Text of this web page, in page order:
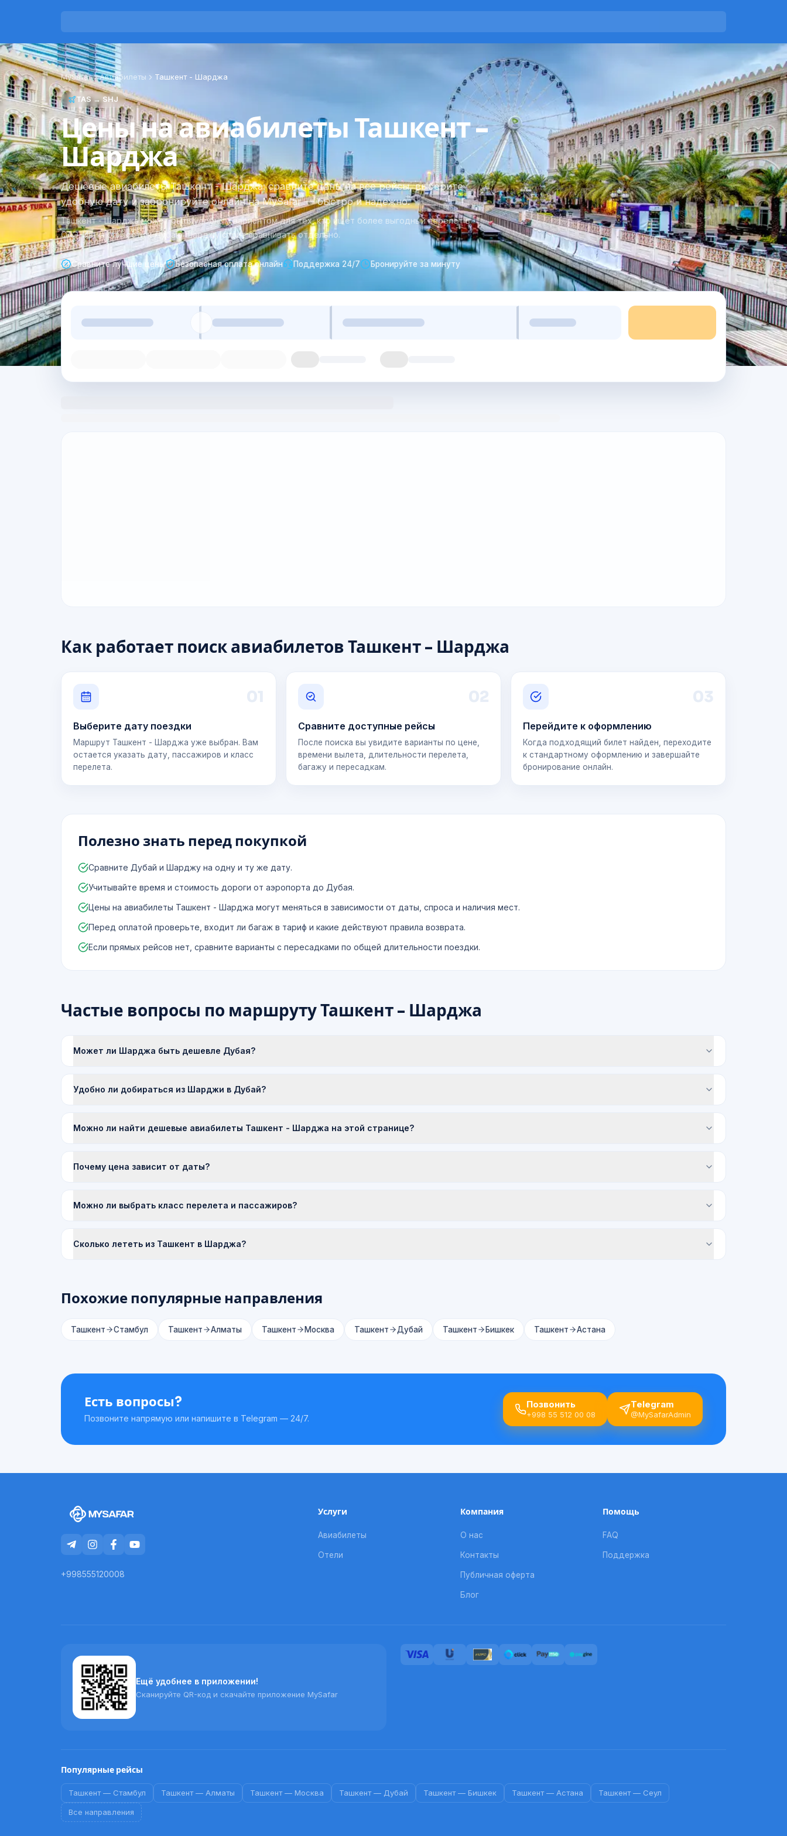
MySafar Авиабилеты Ташкент- Шарджа
TAS→ SHJ
Цены на авиабилеты Ташкент -
Шарджа
Дешёвые авиабилеты Ташкент - Шарджа: сравните цены на все рейсы, выберите
удобную дату и забронируйте онлайн на MySafar — быстро и надёжно.
Ташкент - Шарджа может быть удобным вариантом для тех, кто ищет более выгодный перелет в
ОАЭ. Из-за близости к Дубаю Шарджу стоит сравнивать отдельно.
Сравните лучшие цены Безопасная оплата онлайн Поддержка 24/7 Бронируйте за минуту
Как работает поиск авиабилетов Ташкент - Шарджа
01
Выберите дату поездки
Маршрут Ташкент - Шарджа уже выбран. Вам
остается указать дату, пассажиров и класс
перелета.
02
Сравните доступные рейсы
После поиска вы увидите варианты по цене,
времени вылета, длительности перелета,
багажу и пересадкам.
03
Перейдите к оформлению
Когда подходящий билет найден, переходите
к стандартному оформлению и завершайте
бронирование онлайн.
Полезно знать перед покупкой
Сравните Дубай и Шарджу на одну и ту же дату.
Учитывайте время и стоимость дороги от аэропорта до Дубая.
Цены на авиабилеты Ташкент - Шарджа могут меняться в зависимости от даты, спроса и наличия мест.
Перед оплатой проверьте, входит ли багаж в тариф и какие действуют правила возврата.
Если прямых рейсов нет, сравните варианты с пересадками по общей длительности поездки.
Частые вопросы по маршруту Ташкент - Шарджа
Может ли Шарджа быть дешевле Дубая?
Удобно ли добираться из Шарджи в Дубай?
Можно ли найти дешевые авиабилеты Ташкент - Шарджа на этой странице?
Почему цена зависит от даты?
Можно ли выбрать класс перелета и пассажиров?
Сколько лететь из Ташкент в Шарджа?
Похожие популярные направления
Ташкент Стамбул Ташкент Алматы Ташкент Москва Ташкент Дубай Ташкент Бишкек Ташкент Астана
Есть вопросы?
Позвоните напрямую или напишите в Telegram — 24/7.
Позвонить
+998 55 512 00 08
Telegram
@MySafarAdmin
+998555120008
Услуги
Авиабилеты
Отели
Компания
О нас
Контакты
Публичная оферта
Блог
Помощь
FAQ
Поддержка
Ещё удобнее в приложении!
Сканируйте QR-код и скачайте приложение MySafar
Популярные рейсы
Ташкент— Стамбул Ташкент— Алматы Ташкент— Москва Ташкент— Дубай Ташкент— Бишкек Ташкент— Астана Ташкент— Сеул
Все направления